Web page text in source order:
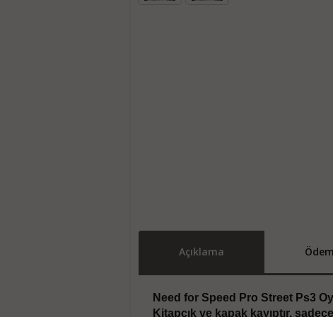
Açıklama
Need for Speed Pro Street Ps3
Kitapçık ve kapak kayıptır,